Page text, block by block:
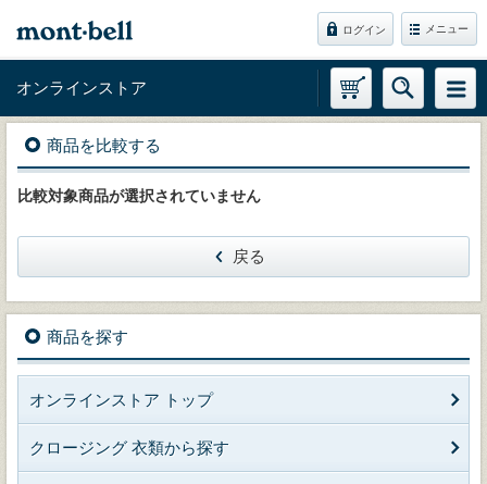
ログイン メニュー
オンラインストア
商品を比較する
比較対象商品が選択されていません
戻る
商品を探す
オンラインストア トップ
クロージング 衣類から探す